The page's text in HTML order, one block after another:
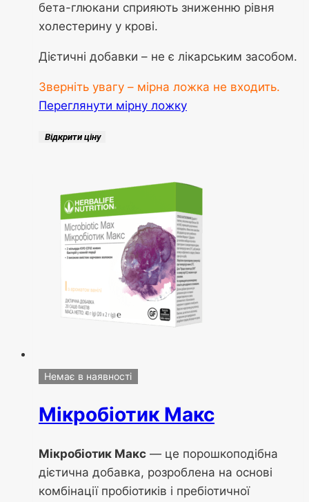
бета-глюкани сприяють зниженню рівня
холестерину у крові.
Дієтичні добавки – не є лікарським засобом.
Зверніть увагу – мірна ложка не входить.
Переглянути мірну ложку
Відкрити ціну
Немає в наявності
Мікробіотик Макс
Мікробіотик Макс — це порошкоподібна
дієтична добавка, розроблена на основі
комбінації пробіотиків і пребіотичної